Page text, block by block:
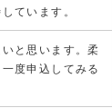
ています。
と思います。柔
度申込してみる